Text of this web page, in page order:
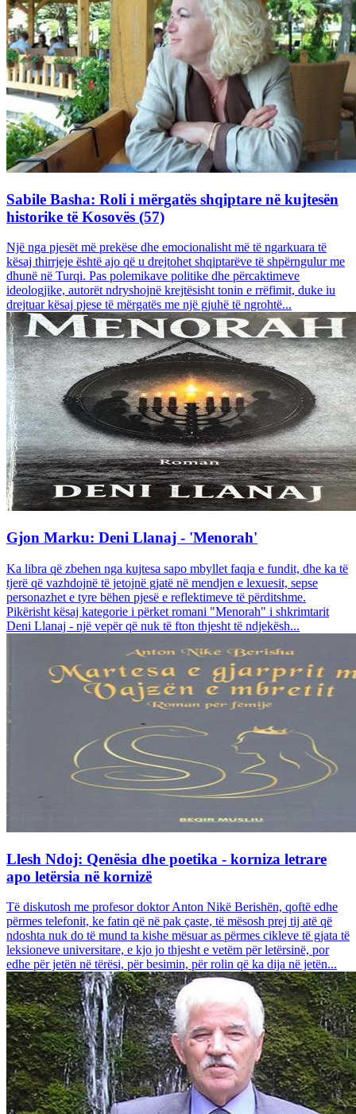
Sabile Basha: Roli i mërgatës shqiptare në kujtesën
historike të Kosovës (57)
Një nga pjesët më prekëse dhe emocionalisht më të ngarkuara të
kësaj thirrjeje është ajo që u drejtohet shqiptarëve të shpërngulur me
dhunë në Turqi. Pas polemikave politike dhe përcaktimeve
ideologjike, autorët ndryshojnë krejtësisht tonin e rrëfimit, duke iu
drejtuar kësaj pjese të mërgatës me një gjuhë të ngrohtë...
Gjon Marku: Deni Llanaj - 'Menorah'
Ka libra që zbehen nga kujtesa sapo mbyllet faqja e fundit, dhe ka të
tjerë që vazhdojnë të jetojnë gjatë në mendjen e lexuesit, sepse
personazhet e tyre bëhen pjesë e reflektimeve të përditshme.
Pikërisht kësaj kategorie i përket romani "Menorah" i shkrimtarit
Deni Llanaj - një vepër që nuk të fton thjesht të ndjekësh...
Llesh Ndoj: Qenësia dhe poetika - korniza letrare
apo letërsia në kornizë
Të diskutosh me profesor doktor Anton Nikë Berishën, qoftë edhe
përmes telefonit, ke fatin që në pak çaste, të mësosh prej tij atë që
ndoshta nuk do të mund ta kishe mësuar as përmes cikleve të gjata të
leksioneve universitare, e kjo jo thjesht e vetëm për letërsinë, por
edhe për jetën në tërësi, për besimin, për rolin që ka dija në jetën...